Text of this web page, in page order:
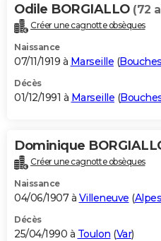
Odile BORGIALLO (72
Créer une cagnotte obsèques
Naissance
07/11/1919 à Marseille (
Décès
01/12/1991 à Marseille (
Dominique
Créer une cagnotte obsèques
Naissance
04/06/1907 à Villeneuve (
Décès
25/04/1990 à Toulon (Var)